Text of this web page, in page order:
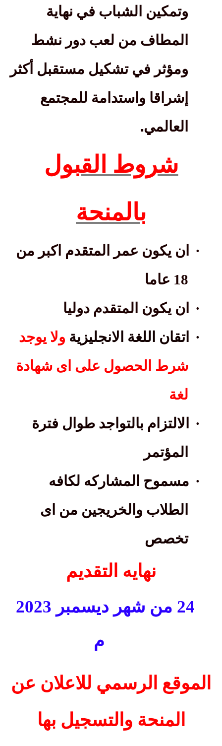
وتمكين الشباب في نهاية
المطاف من لعب دور نشط
ومؤثر في تشكيل مستقبل أكثر
إشراقا واستدامة للمجتمع
العالمي.
شروط القبول
بالمنحة
·
ان يكون عمر المتقدم اكبر من
18 عاما
·
ان يكون المتقدم دوليا
·
اتقان اللغة الانجليزية ولا يوجد
شرط الحصول على اى شهادة
لغة
·
الالتزام بالتواجد طوال فترة
المؤتمر
· مسموح المشاركه لكافه
الطلاب والخريجين من اى
تخصص
نهايه التقديم
24 من شهر ديسمبر 2023
م
الموقع الرسمي للاعلان عن
المنحة والتسجيل بها